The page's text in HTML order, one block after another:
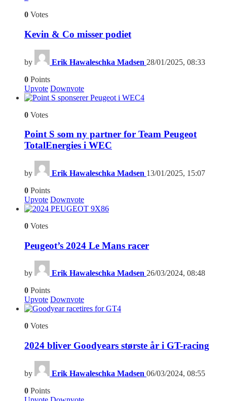
0 Votes
Kevin & Co misser podiet
by Erik Hawaleschka Madsen 28/01/2025, 08:33
0 Points
Upvote Downvote
4
0 Votes
Point S som ny partner for Team Peugeot
TotalEnergies i WEC
by Erik Hawaleschka Madsen 13/01/2025, 15:07
0 Points
Upvote Downvote
6
0 Votes
Peugeot’s 2024 Le Mans racer
by Erik Hawaleschka Madsen 26/03/2024, 08:48
0 Points
Upvote Downvote
4
0 Votes
2024 bliver Goodyears største år i GT-racing
by Erik Hawaleschka Madsen 06/03/2024, 08:55
0 Points